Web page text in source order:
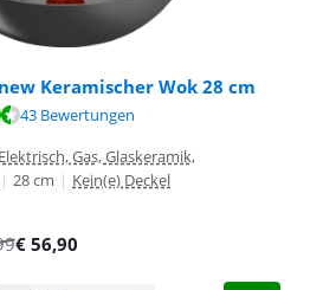
Keramischer Wok 28 cm
43 Bewertungen
Gas, Glaskeramik,
| 28 cm | Kein(e) Deckel
€ 56,90